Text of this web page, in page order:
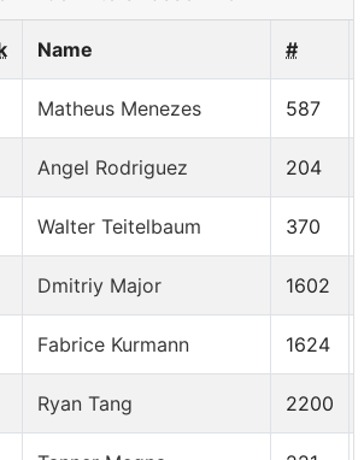
Name #
Matheus Menezes 587
Angel Rodriguez 204
Walter Teitelbaum 370
Dmitriy Major 1602
Fabrice Kurmann 1624
Ryan Tang 2200